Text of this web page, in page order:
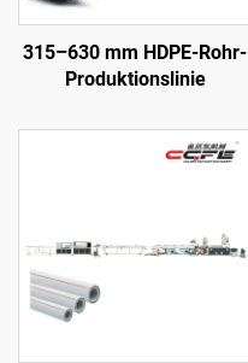
315–630 mm HDPE-Rohr-
Produktionslinie